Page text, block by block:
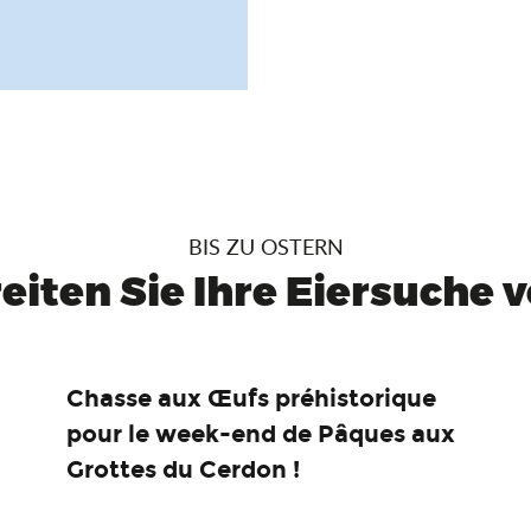
BIS ZU OSTERN
Sie Ihre Eiersuche
Chasse aux Œufs préhistorique
pour le week-end de Pâques aux
Grottes du Cerdon !